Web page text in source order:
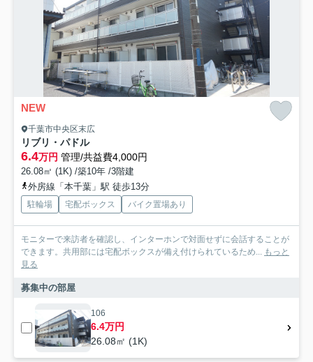
NEW
千葉市中央区末広
リブリ・パドル
6.4万円 管理/共益費4,000円
26.08㎡ (1K) /築10年 /3階建
外房線「本千葉」駅 徒歩13分
駐輪場 宅配ボックス バイク置場あり
モニターで来訪者を確認し、インターホンで対面せずに会話することが
できます。共用部には宅配ボックスが備え付けられているため... もっと
見る
募集中の部屋
106
6.4万円
26.08㎡ (1K)